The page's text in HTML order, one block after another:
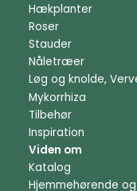
Hækplanter
Roser
Stauder
Nåletræer
Løg og knolde,
Mykorrhiza
Tilbehør
Inspiration
Viden om
Katalog
Hjemmehørende